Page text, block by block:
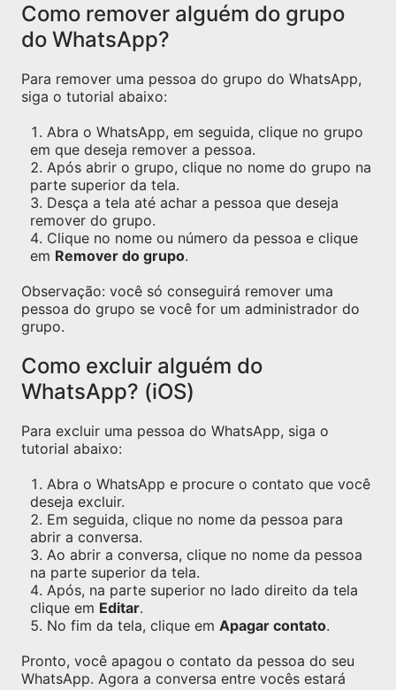
Como remover alguém do grupo
do WhatsApp?
Para remover uma pessoa do grupo do WhatsApp,
siga o tutorial abaixo:
Abra o WhatsApp, em seguida, clique no grupo
em que deseja remover a pessoa.
Após abrir o grupo, clique no nome do grupo na
parte superior da tela.
Desça a tela até achar a pessoa que deseja
remover do grupo.
Clique no nome ou número da pessoa e clique
em Remover do grupo.
Observação: você só conseguirá remover uma
pessoa do grupo se você for um administrador do
grupo.
Como excluir alguém do
WhatsApp? (iOS)
Para excluir uma pessoa do WhatsApp, siga o
tutorial abaixo:
Abra o WhatsApp e procure o contato que você
deseja excluir.
Em seguida, clique no nome da pessoa para
abrir a conversa.
Ao abrir a conversa, clique no nome da pessoa
na parte superior da tela.
Após, na parte superior no lado direito da tela
clique em Editar.
No fim da tela, clique em Apagar contato.
Pronto, você apagou o contato da pessoa do seu
WhatsApp. Agora a conversa entre vocês estará